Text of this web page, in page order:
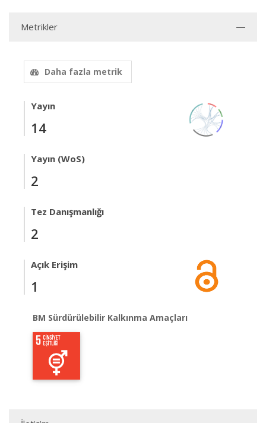
Metrikler
Daha fazla metrik
Yayın
14
Yayın (WoS)
2
Tez Danışmanlığı
2
Açık Erişim
1
BM Sürdürülebilir Kalkınma Amaçları